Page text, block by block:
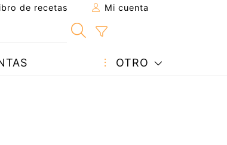
de recetas Mi cuenta
OTRO